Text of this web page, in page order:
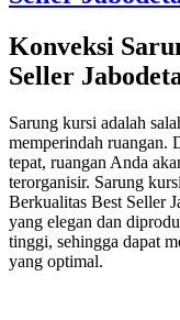
Konveksi
Seller
Sarung kursi adalah
memperindah ruangan.
tepat, ruangan Anda
terorganisir. Sarung
Berkualitas Best Seller
yang elegan dan
tinggi, sehingga dapat
yang optimal.